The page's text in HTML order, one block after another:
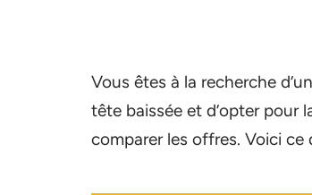
Vous êtes à la recherche
tête baissée et d’opter pour
comparer les offres. Voici ce